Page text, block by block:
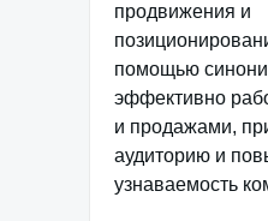
продвижения и
помощью
эффективно
и продажами,
аудиторию и
узнаваемость